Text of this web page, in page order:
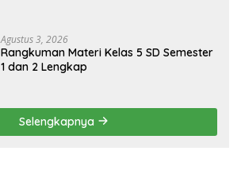
Agustus 3, 2026
Rangkuman Materi Kelas 5 SD Semester
1 dan 2 Lengkap
Selengkapnya